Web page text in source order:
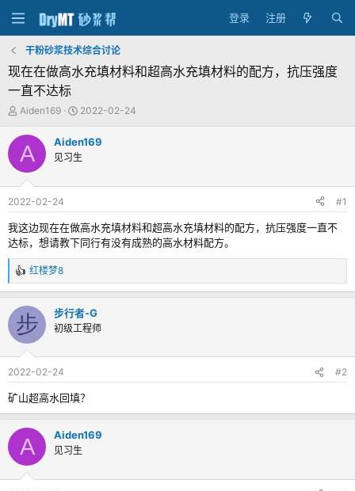
登录 注册
干粉砂浆技术综合讨论
现在在做高水充填材料和超高水充填材料的配方，抗压强度
一直不达标
主
发
起
Aiden169
发
时
间
2022-02-24
A Aiden169
见习生
2022-02-24 #1
我这边现在在做高水充填材料和超高水充填材料的配方，抗压强度一直不
达标，想请教下同行有没有成熟的高水材料配方。
反
馈
：
红楼梦8
步 步行者-G
初级工程师
2022-02-24 #2
矿山超高水回填？
A Aiden169
见习生